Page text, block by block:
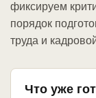
фиксируем
порядок
труда и
Что уже